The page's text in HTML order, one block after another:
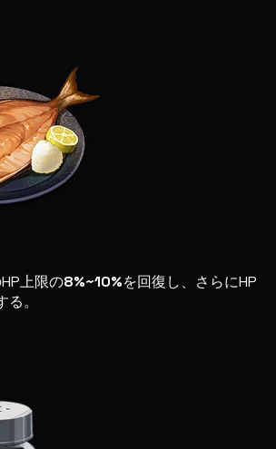
上限の8%~10%を回復し、さらにHP
る。